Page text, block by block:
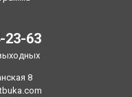
23-63
8